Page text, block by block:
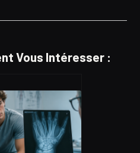
Vous Intéresser :